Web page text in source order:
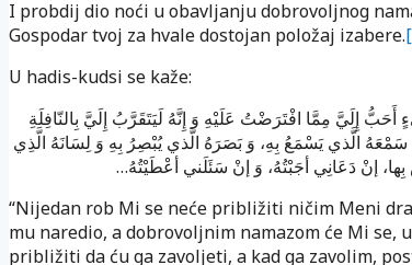
I probdij dio noći u obavljanju dobrovoljnog
Gospodar tvoj za hvale dostojan položaj izabere.
U hadis-kudsi se kaže:
إِلَيَّ مِمَّا افْتَرَضْتُ عَلَیْهِ وَ إِنَّهُ لَیَتَقَرَّبُ إِلَيَّ بِالنّافِلَةِ
سَمْعَهُ الَّذي یَسْمَعُ بِهِ، وَ بَصَرَهُ الَّذي یُبْصِرُ بِهِ وَ لِسَانَهُ الَّذِي
إنْ دَعَانِي أجَبْتُهُ، وَ إنْ سَئَلَني أعْطَیْتُهُ…
“Nijedan rob Mi se neće približiti ničim Meni
mu naredio, a dobrovoljnim namazom će Mi se,
približiti da ću ga zavoljeti, a kad ga zavolim,